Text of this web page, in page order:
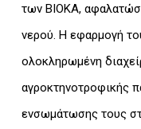
των ΒΙΟΚΑ,
νερού. Η εφαρμογή
ολοκληρωμένη
αγροκτηνοτροφικής
ενσωμάτωσης τους